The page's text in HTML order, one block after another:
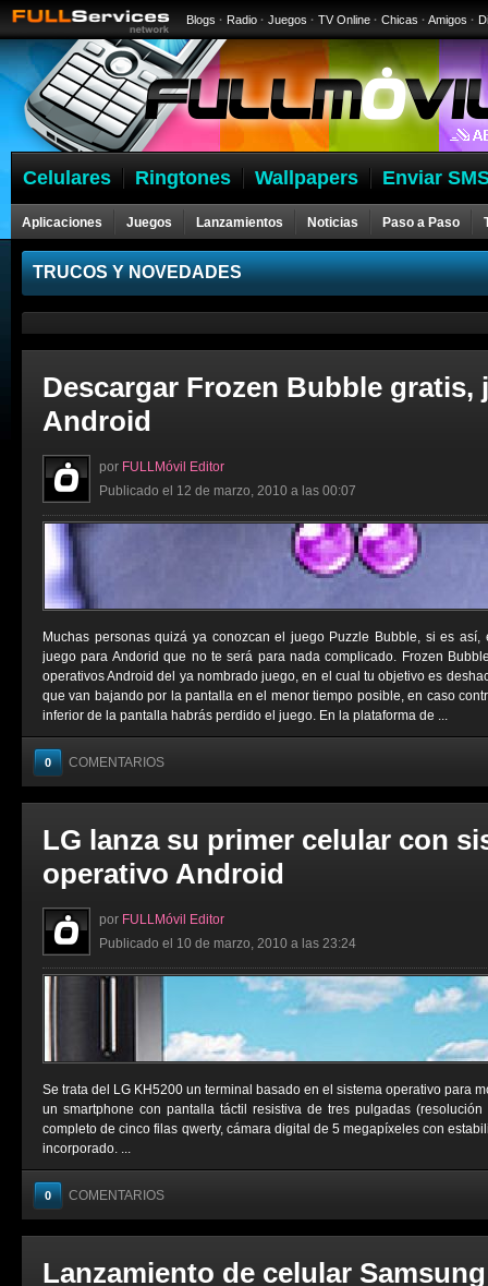
Blogs · Radio · Juegos · TV Online · Chicas · Amigos ·
Celulares Ringtones Wallpapers Enviar
Aplicaciones Juegos Lanzamientos Noticias Paso a Paso
Celulares
TRUCOS Y NOVEDADES
Descargar Frozen Bubble gratis,
Android
por FULLMóvil Editor
Publicado el 12 de marzo, 2010 a las 00:07
Muchas personas quizá ya conozcan el juego Puzzle Bubble, si es así,
juego para Andorid que no te será para nada complicado. Frozen
operativos Android del ya nombrado juego, en el cual tu objetivo es
que van bajando por la pantalla en el menor tiempo posible, en caso
inferior de la pantalla habrás perdido el juego. En la plataforma de ...
0 COMENTARIOS
LG lanza su primer celular con
operativo Android
por FULLMóvil Editor
Publicado el 10 de marzo, 2010 a las 23:24
Se trata del LG KH5200 un terminal basado en el sistema operativo para
un smartphone con pantalla táctil resistiva de tres pulgadas
completo de cinco filas qwerty, cámara digital de 5 megapíxeles con
incorporado. ...
0 COMENTARIOS
Lanzamiento de celular